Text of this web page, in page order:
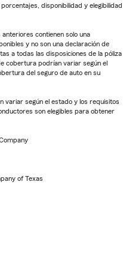
disponibilidad y elegibilidad
contienen solo una
y no son una declaración de
a todas las disposiciones de la póliza
cobertura podrían variar según el
del seguro de auto en su
variar según el estado y los requisitos
son elegibles para obtener
of Texas